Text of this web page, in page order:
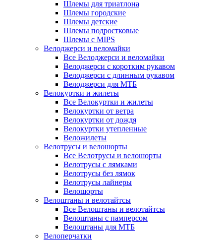
Шлемы для триатлона
Шлемы городские
Шлемы детские
Шлемы подростковые
Шлемы с MIPS
Велоджерси и веломайки
Все Велоджерси и веломайки
Велоджерси с коротким рукавом
Велоджерси с длинным рукавом
Велоджерси для МТБ
Велокуртки и жилеты
Все Велокуртки и жилеты
Велокуртки от ветра
Велокуртки от дождя
Велокуртки утепленные
Веложилеты
Велотрусы и велошорты
Все Велотрусы и велошорты
Велотрусы с лямками
Велотрусы без лямок
Велотрусы лайнеры
Велошорты
Велоштаны и велотайтсы
Все Велоштаны и велотайтсы
Велоштаны с памперсом
Велоштаны для МТБ
Велоперчатки